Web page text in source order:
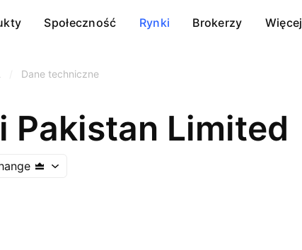
Społeczność Rynki Brokerzy Więcej
Dane techniczne
Pakistan Limited